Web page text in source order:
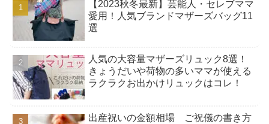
【2023秋冬最新】芸能人・セレブママ
愛用！人気ブランドマザーズバッグ11
選
人気の大容量マザーズリュック8選！
きょうだいや荷物の多いママが使える
ラクラクお出かけリュックはコレ！
出産祝いの金額相場 ご祝儀の書き方